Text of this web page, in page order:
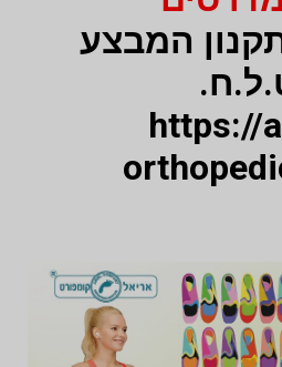
המבצע
https://